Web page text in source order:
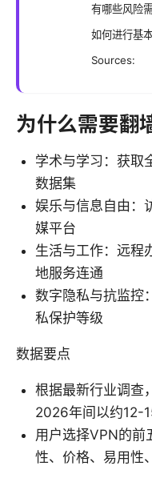
有哪些风险
如何进行基
Sources:
为什么需要翻
学术与学习：获取
数据集
娱乐与信息自由：
媒平台
生活与工作：远程
地服务连通
数字隐私与抗监控
私保护等级
数据要点
根据最新行业调查
2026年间以约12-
用户选择VPN的前
性、价格、易用性